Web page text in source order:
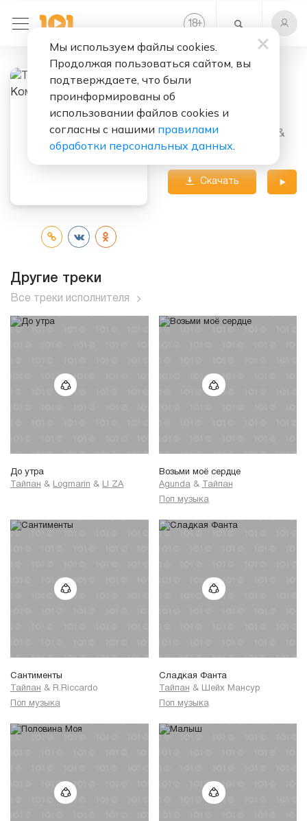
18+
Слушать бесплатно
Комета
Исполнители:
&
MorozKA
Скачать
Другие треки
Все треки исполнителя
До утра
Тайпан & Logmarin & LI ZA
Возьми моё сердце
Agunda &
Тайпан
Поп музыка
Сантименты
Тайпан & R.Riccardo
Поп музыка
Сладкая Фанта
Тайпан & Шейх Мансур
Поп музыка
Мы используем файлы cookies.
Продолжая пользоваться сайтом, вы
подтверждаете, что были
проинформированы об
использовании файлов cookies и
согласны с нашими правилами
обработки персональных данных.